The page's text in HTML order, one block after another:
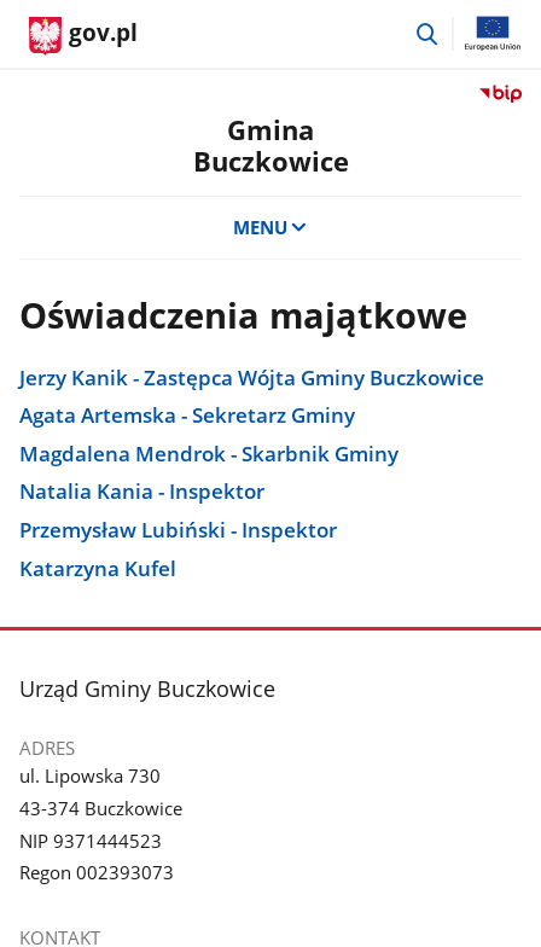
gov.pl
przejdź
Przejdź
Gmina
Buczkowice
MENU
Oświadczenia majątkowe
Jerzy Kanik - Zastępca Wójta Gminy Buczkowice
Agata Artemska - Sekretarz Gminy
Magdalena Mendrok - Skarbnik Gminy
Natalia Kania - Inspektor
Przemysław Lubiński - Inspektor
Katarzyna Kufel
stopka
Urząd Gminy Buczkowice
ADRES
ul. Lipowska 730
43-374 Buczkowice
NIP 9371444523
Regon 002393073
KONTAKT